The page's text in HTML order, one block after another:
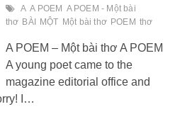
A A POEM A POEM - Một bài
thơ BÀI MỘT Một bài thơ POEM thơ
A POEM – Một bài thơ A POEM
A young poet came to the
magazine editorial office and
I…